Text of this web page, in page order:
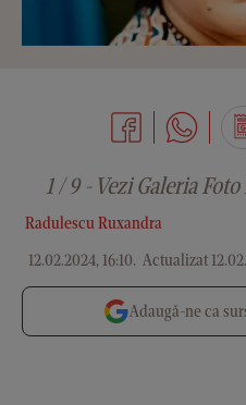
Radulescu Ruxandra
12.02.2024, 16:10. Actualizat
1 / 9 - Vezi Galeria
Adaugă-ne ca